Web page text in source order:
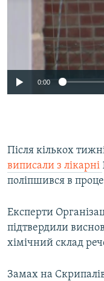
No media
0:00
Після кількох
виписали з лікарні
поліпшився в
Експерти
підтвердили
хімічний склад
Замах на